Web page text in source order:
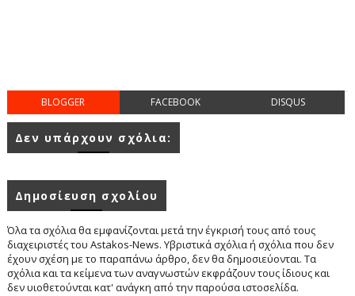
BLOGGER FACEBOOK DISQUS
Δεν υπάρχουν σχόλια:
Δημοσίευση σχολίου
Όλα τα σχόλια θα εμφανίζονται μετά την έγκρισή τους από τους
διαχειριστές του Astakos-News. Υβριστικά σχόλια ή σχόλια που δεν
έχουν σχέση με το παραπάνω άρθρο, δεν θα δημοσιεύονται. Τα
σχόλια και τα κείμενα των αναγνωστών εκφράζουν τους ίδιους και
δεν υιοθετούνται κατ' ανάγκη από την παρούσα ιστοσελίδα.